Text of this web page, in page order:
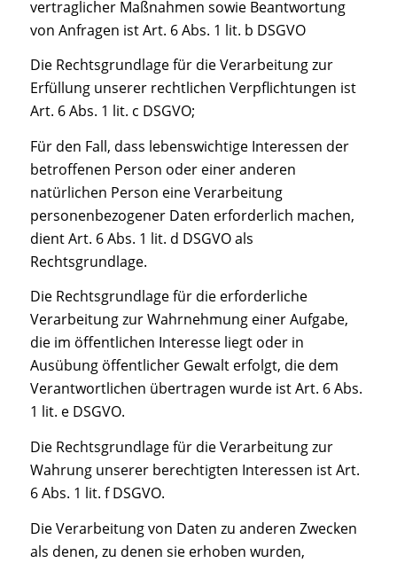
vertraglicher Maßnahmen sowie Beantwortung
von Anfragen ist Art. 6 Abs. 1 lit. b DSGVO
Die Rechtsgrundlage für die Verarbeitung zur
Erfüllung unserer rechtlichen Verpflichtungen ist
Art. 6 Abs. 1 lit. c DSGVO;
Für den Fall, dass lebenswichtige Interessen der
betroffenen Person oder einer anderen
natürlichen Person eine Verarbeitung
personenbezogener Daten erforderlich machen,
dient Art. 6 Abs. 1 lit. d DSGVO als
Rechtsgrundlage.
Die Rechtsgrundlage für die erforderliche
Verarbeitung zur Wahrnehmung einer Aufgabe,
die im öffentlichen Interesse liegt oder in
Ausübung öffentlicher Gewalt erfolgt, die dem
Verantwortlichen übertragen wurde ist Art. 6 Abs.
1 lit. e DSGVO.
Die Rechtsgrundlage für die Verarbeitung zur
Wahrung unserer berechtigten Interessen ist Art.
6 Abs. 1 lit. f DSGVO.
Die Verarbeitung von Daten zu anderen Zwecken
als denen, zu denen sie erhoben wurden,